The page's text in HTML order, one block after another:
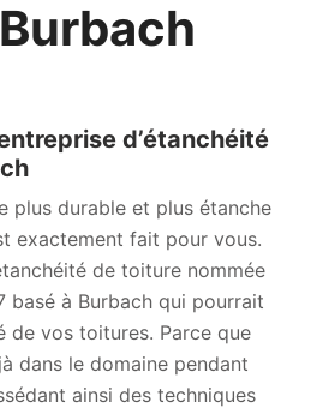
d’étanchéité
plus durable et plus étanche
exactement fait pour vous.
de toiture nommée
basé à Burbach qui pourrait
de vos toitures. Parce que
dans le domaine pendant
ainsi des techniques